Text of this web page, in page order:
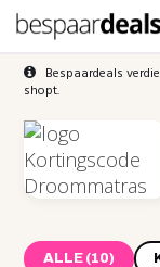
Bespaardeals
shopt.
ALLE (10)